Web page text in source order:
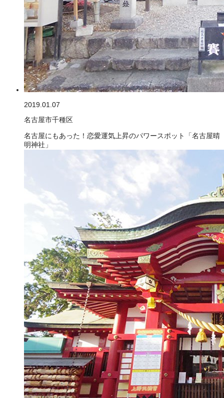
2019.01.07
名古屋市千種区
名古屋にもあった！恋愛運気上昇のパワースポット「名古屋晴
明神社」